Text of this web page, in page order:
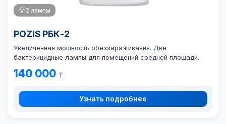
💡2 лампы
POZIS РБК-2
Увеличенная мощность обеззараживания. Две
бактерицидные лампы для помещений средней площади.
140 000 ₸
Узнать подробнее